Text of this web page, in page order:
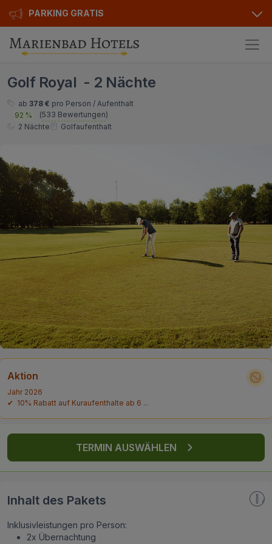
PARKING GRATIS
Hotels
Kurhotels
Ensana Hotels
Orea Hotels
Geschenkgutscheine
Sonderangebot
Kontakt
Kontakt
Über uns
Privat Transfer
FAQ
Golf Royal - 2 Nächte
ab 378 € pro Person / Aufenthalt
92 %
(533 Bewertungen)
2 Nächte
Golfaufenthalt
Aktion
Jahr 2026
✔ 10% Rabatt auf Kuraufenthalte ab 6 ...
TERMIN AUSWÄHLEN
Inhalt des Pakets
Inklusivleistungen pro Person:
2x Übernachtung